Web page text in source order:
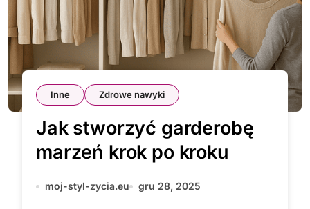
Inne Zdrowe nawyki
Jak stworzyć garderobę
marzeń krok po kroku
moj-styl-zycia.eu gru 28, 2025